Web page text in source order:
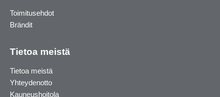
Toimitusehdot
Brändit
Tietoa meistä
Tietoa meistä
Yhteydenotto
Kauneushoitola